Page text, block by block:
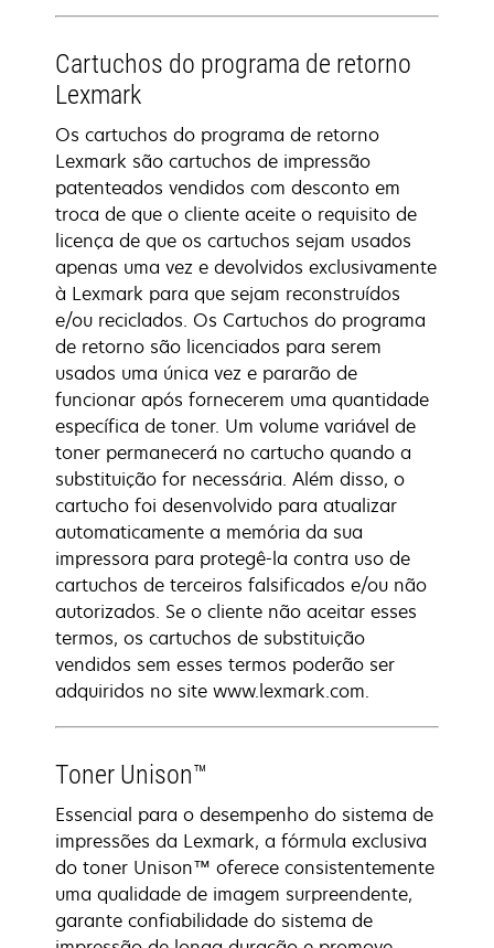
Cartuchos do programa de retorno
Lexmark
Os cartuchos do programa de retorno
Lexmark são cartuchos de impressão
patenteados vendidos com desconto em
troca de que o cliente aceite o requisito de
licença de que os cartuchos sejam usados
apenas uma vez e devolvidos exclusivamente
à Lexmark para que sejam reconstruídos
e/ou reciclados. Os Cartuchos do programa
de retorno são licenciados para serem
usados uma única vez e pararão de
funcionar após fornecerem uma quantidade
específica de toner. Um volume variável de
toner permanecerá no cartucho quando a
substituição for necessária. Além disso, o
cartucho foi desenvolvido para atualizar
automaticamente a memória da sua
impressora para protegê-la contra uso de
cartuchos de terceiros falsificados e/ou não
autorizados. Se o cliente não aceitar esses
termos, os cartuchos de substituição
vendidos sem esses termos poderão ser
adquiridos no site www.lexmark.com.
Toner Unison™
Essencial para o desempenho do sistema de
impressões da Lexmark, a fórmula exclusiva
do toner Unison™ oferece consistentemente
uma qualidade de imagem surpreendente,
garante confiabilidade do sistema de